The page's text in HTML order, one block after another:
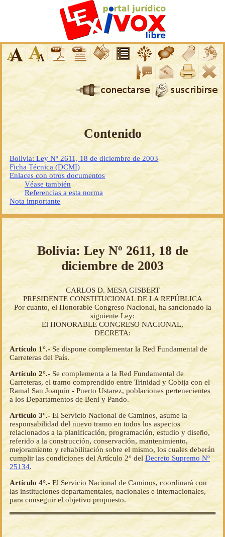
Contenido
Bolivia: Ley Nº 2611, 18 de diciembre de 2003
Ficha Técnica (DCMI)
Enlaces con otros documentos
Véase también
Referencias a esta norma
Nota importante
Bolivia: Ley Nº 2611, 18 de
diciembre de 2003
CARLOS D. MESA GISBERT
PRESIDENTE CONSTITUCIONAL DE LA REPÚBLICA
Por cuanto, el Honorable Congreso Nacional, ha sancionado la
siguiente Ley:
El HONORABLE CONGRESO NACIONAL,
DECRETA:
Artículo 1°.- Se dispone complementar la Red Fundamental de
Carreteras del País.
Artículo 2°.- Se complementa a la Red Fundamental de
Carreteras, el tramo comprendido entre Trinidad y Cobija con el
Ramal San Joaquín - Puerto Ustarez, poblaciones pertenecientes
a los Departamentos de Beni y Pando.
Artículo 3°.- El Servicio Nacional de Caminos, asume la
responsabilidad del nuevo tramo en todos los aspectos
relacionados a la planificación, programación, estudio y diseño,
referido a la construcción, conservación, mantenimiento,
mejoramiento y rehabilitación sobre el mismo, los cuales deberán
cumplir las condiciones del Artículo 2° del Decreto Supremo Nº
25134.
Artículo 4°.- El Servicio Nacional de Caminos, coordinará con
las instituciones departamentales, nacionales e internacionales,
para conseguir el objetivo propuesto.